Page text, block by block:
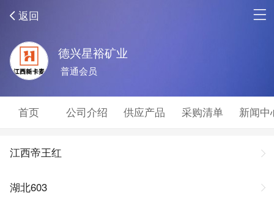
返回
德兴星裕矿业
普通会员
首页 公司介绍 供应产品 采购清单 新闻中
江西帝王红
湖北603